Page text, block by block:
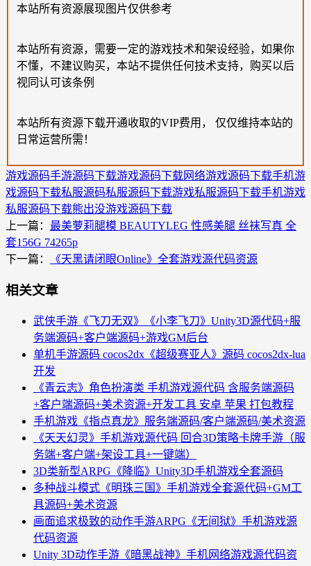
本站所有资源展现图片仅供参考
本站所有资源，需要一定的游戏技术和架设经验，如果你
不懂，不建议购买，本站不提供任何技术支持，购买以后
视同认可该条例
本站所有资源下载开通收取的VIP费用， 仅仅维持本站的
日常运营所需！
游戏源码手游源码下载游戏源码下载网络游戏源码下载手机游
戏源码下载私服源码私服源码下载游戏私服源码下载手机游戏
私服源码下载熊出没游戏源码下载
上一篇： 最美萝莉腿模 BEAUTYLEG 性感美腿 丝袜写真 全
套156G 74265p
下一篇：
《天黑请闭眼Online》全套游戏源代码资源
相关文章
武侠手游《飞刀无双》《小李飞刀》Unity3D源代码+服
务端源码+客户端源码+游戏GM后台
单机手游源码 cocos2dx《超级赛亚人》源码 cocos2dx-lua
开发
《青云志》角色扮演类 手机游戏源代码 含服务端源码
+客户端源码+美术资源+开发工具 安卓 苹果 打包教程
手机游戏《指点真龙》服务端源码/客户端源码/美术资源
《天天幻灵》手机游戏源代码 回合3D策略卡牌手游（服
务端+客户端+架设工具+一键端）
3D类新型ARPG《降临》Unity3D手机游戏全套源码
多种战斗模式《明珠三国》手机游戏全套源代码+GM工
具源码+美术资源
画面追求极致的动作手游ARPG《无间狱》手机游戏源
代码资源
Unity 3D动作手游《暗黑战神》手机网络游戏源代码资